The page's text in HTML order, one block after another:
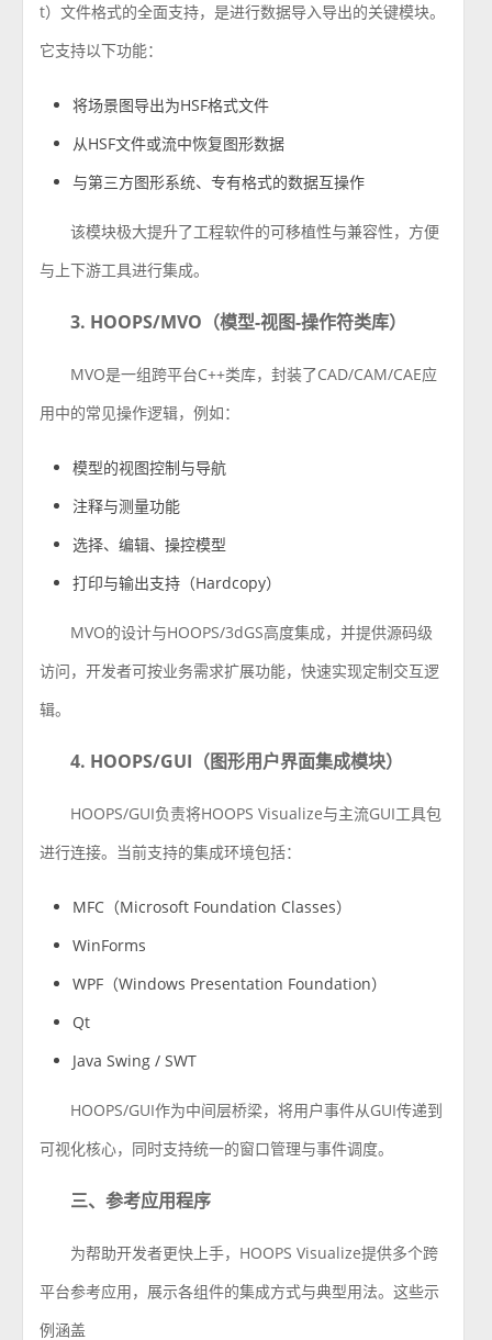
t）文件格式的全面支持，是进行数据导入导出的关键模块。
它支持以下功能：
将场景图导出为HSF格式文件
从HSF文件或流中恢复图形数据
与第三方图形系统、专有格式的数据互操作
该模块极大提升了工程软件的可移植性与兼容性，方便
与上下游工具进行集成。
3. HOOPS/MVO（模型-视图-操作符类库）
MVO是一组跨平台C++类库，封装了CAD/CAM/CAE应
用中的常见操作逻辑，例如：
模型的视图控制与导航
注释与测量功能
选择、编辑、操控模型
打印与输出支持（Hardcopy）
MVO的设计与HOOPS/3dGS高度集成，并提供源码级
访问，开发者可按业务需求扩展功能，快速实现定制交互逻
辑。
4. HOOPS/GUI（图形用户界面集成模块）
HOOPS/GUI负责将HOOPS Visualize与主流GUI工具包
进行连接。当前支持的集成环境包括：
MFC（Microsoft Foundation Classes）
WinForms
WPF（Windows Presentation Foundation）
Qt
Java Swing / SWT
HOOPS/GUI作为中间层桥梁，将用户事件从GUI传递到
可视化核心，同时支持统一的窗口管理与事件调度。
三、参考应用程序
为帮助开发者更快上手，HOOPS Visualize提供多个跨
平台参考应用，展示各组件的集成方式与典型用法。这些示
例涵盖